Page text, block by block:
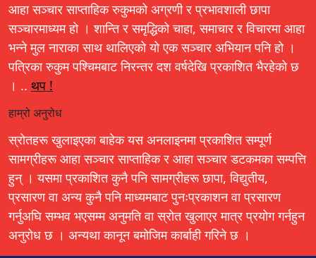
आहा सञ्चार साप्ताहिक रुकुमको अग्रणी र प्रभावशाली छापा
सञ्चारमाध्यम हो । शान्ति र समृद्धिको चाहा, समाचार र विचारमा आहा
भन्ने मुल नाराका साथ थालिएको यो एक सञ्चार अभियान पनि हो ।
पत्रिका रुकुम पश्चिमबाट निरन्तर दश वर्षदेखि प्रकाशित भैरहेको छ
। .. थप !
हाम्रो अनुरोध
स्रोतहरू खुलाइएका बाहेक यस अनलाइनमा प्रकाशित सम्पूर्ण
सामग्रीहरू आहा सञ्चार साप्ताहिक र आहा सञ्चार डटकमका सम्पत्ति
हुन् । यसमा प्रकाशित कुनै पनि सामग्रीहरू छापा, विद्युतीय,
प्रसारण वा अन्य कुनै पनि माध्यमबाट पुनःप्रकाशन वा प्रसारण
गर्नुअघि सम्भव भएसम्म अनुमति वा स्रोत खुलाएर मात्र प्रयोग गर्नहुन
अनुरोध छ । अन्यथा कानून बमोजिम कार्बाही गरिने छ ।